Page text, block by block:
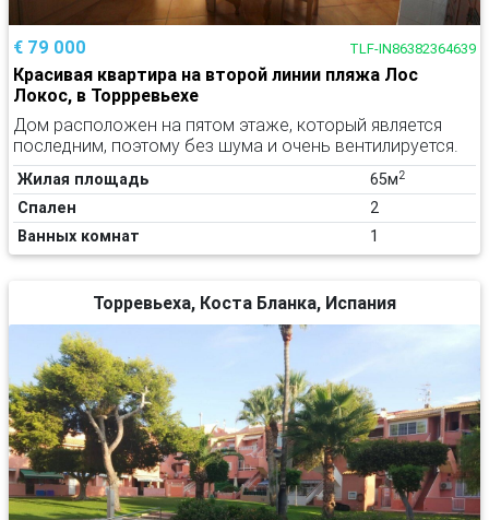
€ 79 000 TLF-IN86382364639
Красивая квартира на второй линии пляжа Лос
Локос, в Торрревьехе
Дом расположен на пятом этаже, который является
последним, поэтому без шума и очень вентилируется.
Жилая площадь 65м2
Спален
2
Ванных комнат
1
Торревьеха, Коста Бланка, Испания